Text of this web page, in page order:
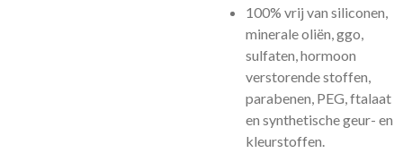
100% vrij van siliconen,
minerale oliën, ggo,
sulfaten, hormoon
verstorende stoffen,
parabenen, PEG, ftalaat
en synthetische geur- en
kleurstoffen.